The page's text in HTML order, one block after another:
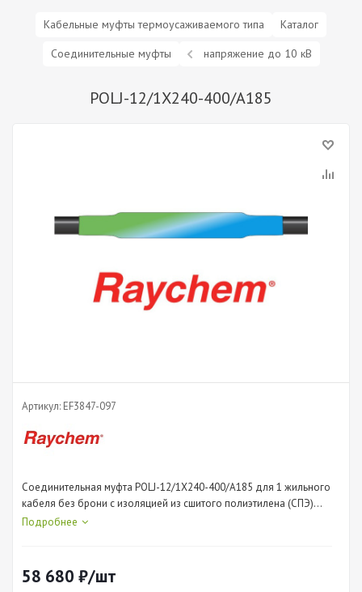
Кабельные муфты термоусаживаемого типа
Каталог
Соединительные муфты
напряжение до 10 кВ
POLJ-12/1X240-400/A185
Артикул: EF3847-097
Соединительная муфта POLJ-12/1X240-400/A185 для 1 жильного
кабеля без брони с изоляцией из сшитого полиэтилена (СПЭ)
внутренней и наружной установки на номинальное напряжение
Подробнее
58 680 ₽/шт